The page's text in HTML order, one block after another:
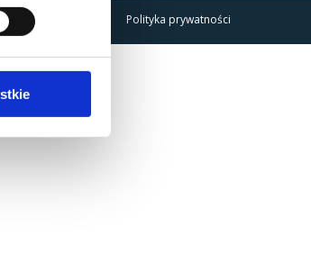
Polityka prywatności